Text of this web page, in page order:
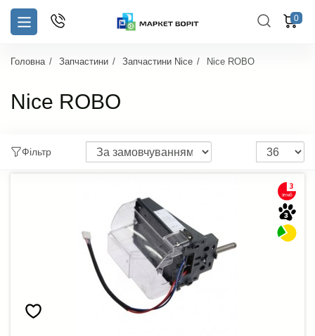
0
Головна Запчастини Запчастини Nice Nice ROBO
Nice ROBO
Фільтр